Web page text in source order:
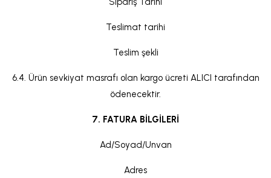
Teslimat tarihi
Teslim şekli
6.4. Ürün sevkiyat masrafı olan kargo ücreti ALICI tarafından
ödenecektir.
7. FATURA BİLGİLERİ
Ad/Soyad/Unvan
Adres